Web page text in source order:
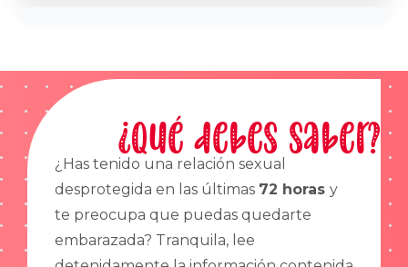
¿Qué debes saber?
¿Has tenido una relación sexual
desprotegida en las últimas 72 horas y
te preocupa que puedas quedarte
embarazada? Tranquila, lee